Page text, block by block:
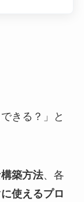
きる？」と
築方法、各
使えるプロ